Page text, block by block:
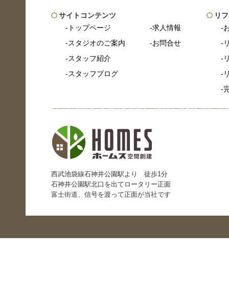
サイトコンテンツ
トップページ
スタジオのご案内
スタッフ紹介
スタッフブログ
求人情報
お問合せ
リ
西武池袋線石神井公園駅より 徒歩1分
石神井公園駅北口を出てロータリー正面
富士街道、信号を渡って正面が当社です